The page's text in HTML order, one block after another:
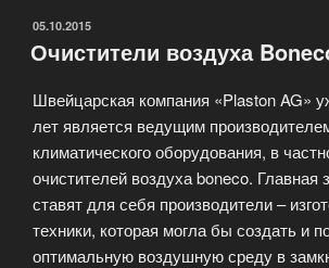
ОПУБЛИКОВАНО
05.10.2015
Очистители воздуха
Швейцарская компания «Plaston AG»
лет является ведущим
климатического оборудования, в
очистителей воздуха boneco. Главная
ставят для себя производители –
техники, которая могла бы создать и
оптимальную воздушную среду в